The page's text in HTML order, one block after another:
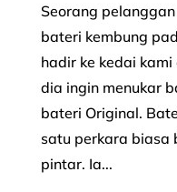
Seorang
bateri kembung
hadir ke kedai
dia ingin menukar
bateri Original.
satu perkara biasa
pintar. Ia...